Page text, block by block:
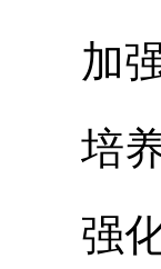
加
培
强